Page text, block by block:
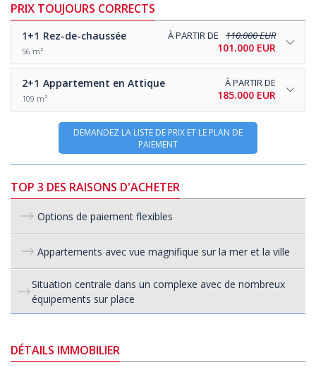
PRIX TOUJOURS CORRECTS
1+1 Rez-de-chaussée
56 m²
À PARTIR DE 110.000 EUR
101.000 EUR
2+1 Appartement en Attique
109 m²
À PARTIR DE
185.000 EUR
DEMANDEZ LA LISTE DE PRIX ET LE PLAN DE
PAIEMENT
TOP 3 DES RAISONS D'ACHETER
Options de paiement flexibles
Appartements avec vue magnifique sur la mer et la ville
Situation centrale dans un complexe avec de nombreux
équipements sur place
DÉTAILS IMMOBILIER